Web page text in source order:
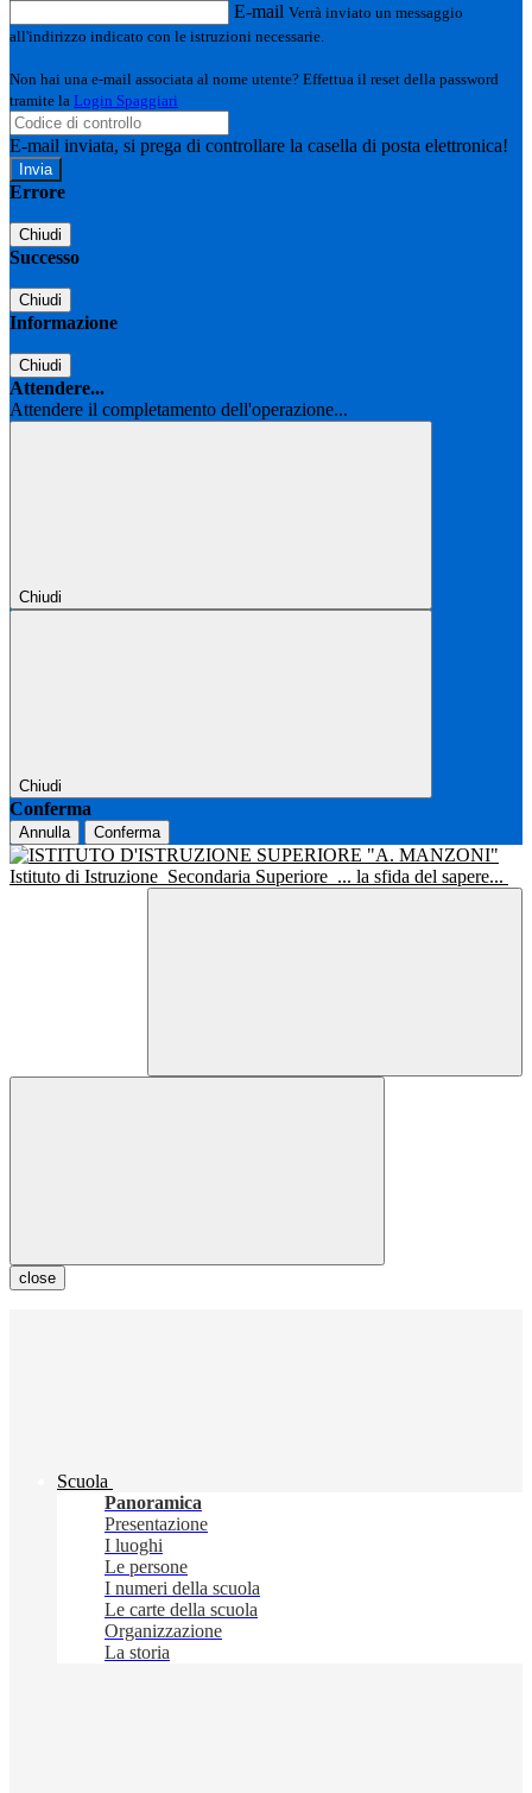
E-mail Verrà inviato un messaggio
all'indirizzo indicato con le istruzioni necessarie.
Non hai una e-mail associata al nome utente? Effettua il reset della password
tramite la Login Spaggiari
E-mail inviata, si prega di controllare la casella di posta elettronica!
Errore
Chiudi
Successo
Chiudi
Informazione
Chiudi
Attendere...
Attendere il completamento dell'operazione...
Chiudi
Chiudi
Conferma
Annulla Conferma
Istituto di Istruzione Secondaria Superiore ... la sfida del sapere...
close
Scuola
Panoramica
Presentazione
I luoghi
Le persone
I numeri della scuola
Le carte della scuola
Organizzazione
La storia